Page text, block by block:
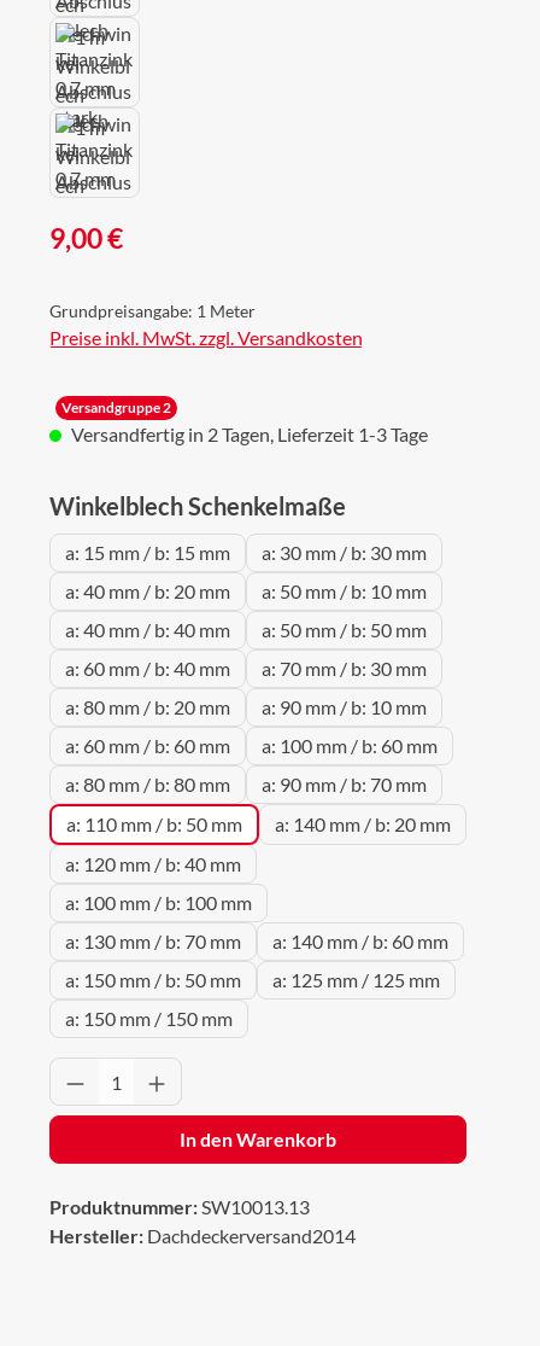
Regulärer Preis:
9,00 €
Grundpreisangabe: 1 Meter
Preise inkl. MwSt. zzgl. Versandkosten
Versandgruppe 2
Versandfertig in 2 Tagen, Lieferzeit 1-3 Tage
Winkelblech Schenkelmaße
a: 15 mm / b: 15 mm
a: 30 mm / b: 30 mm
a: 40 mm / b: 20 mm
a: 50 mm / b: 10 mm
a: 40 mm / b: 40 mm
a: 50 mm / b: 50 mm
a: 60 mm / b: 40 mm
a: 70 mm / b: 30 mm
a: 80 mm / b: 20 mm
a: 90 mm / b: 10 mm
a: 60 mm / b: 60 mm
a: 100 mm / b: 60 mm
a: 80 mm / b: 80 mm
a: 90 mm / b: 70 mm
a: 110 mm / b: 50 mm
a: 140 mm / b: 20 mm
a: 120 mm / b: 40 mm
a: 100 mm / b: 100 mm
a: 130 mm / b: 70 mm
a: 140 mm / b: 60 mm
a: 150 mm / b: 50 mm
a: 125 mm / 125 mm
a: 150 mm / 150 mm
Produkt Anzahl: Gib den gewünschten
In den Warenkorb
Produktnummer:SW10013.13
Hersteller: Dachdeckerversand2014